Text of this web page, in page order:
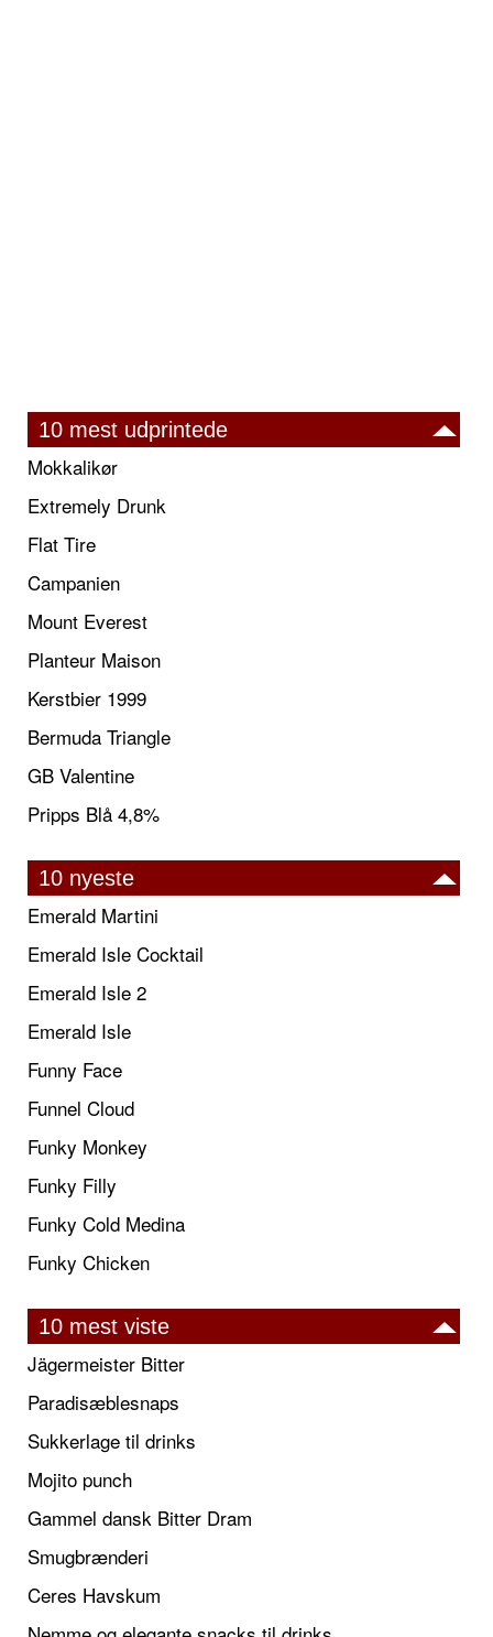
10 mest udprintede
Mokkalikør
Extremely Drunk
Flat Tire
Campanien
Mount Everest
Planteur Maison
Kerstbier 1999
Bermuda Triangle
GB Valentine
Pripps Blå 4,8%
10 nyeste
Emerald Martini
Emerald Isle Cocktail
Emerald Isle 2
Emerald Isle
Funny Face
Funnel Cloud
Funky Monkey
Funky Filly
Funky Cold Medina
Funky Chicken
10 mest viste
Jägermeister Bitter
Paradisæblesnaps
Sukkerlage til drinks
Mojito punch
Gammel dansk Bitter Dram
Smugbrænderi
Ceres Havskum